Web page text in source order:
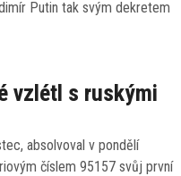
Putin tak svým dekretem
vzlétl s ruskými
absolvoval v pondělí
číslem 95157 svůj první